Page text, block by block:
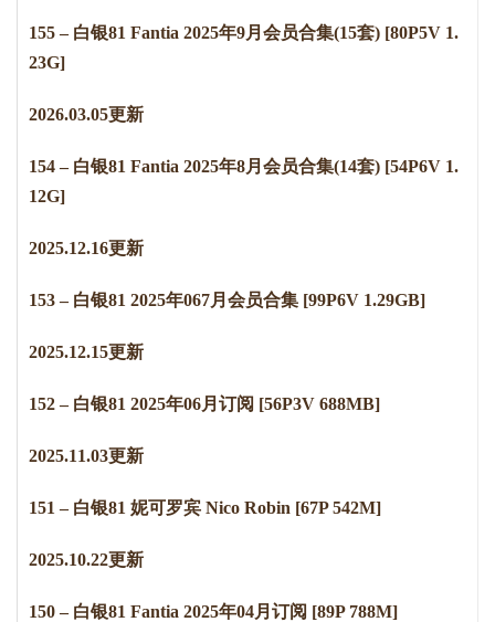
155 – 白银81 Fantia 2025年9月会员合集(15套) [80P5V 1.
23G]
2026.03.05更新
154 – 白银81 Fantia 2025年8月会员合集(14套) [54P6V 1.
12G]
2025.12.16更新
153 – 白银81 2025年067月会员合集 [99P6V 1.29GB]
2025.12.15更新
152 – 白银81 2025年06月订阅 [56P3V 688MB]
2025.11.03更新
151 – 白银81 妮可罗宾 Nico Robin [67P 542M]
2025.10.22更新
150 – 白银81 Fantia 2025年04月订阅 [89P 788M]